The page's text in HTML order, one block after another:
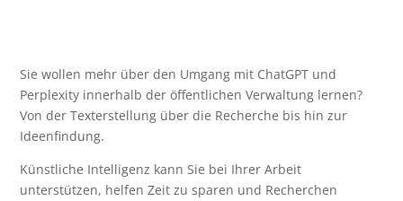
Sie wollen mehr über den Umgang mit ChatGPT und
Perplexity innerhalb der öffentlichen Verwaltung lernen?
Von der Texterstellung über die Recherche bis hin zur
Ideenfindung.
Künstliche Intelligenz kann Sie bei Ihrer Arbeit
unterstützen, helfen Zeit zu sparen und Recherchen